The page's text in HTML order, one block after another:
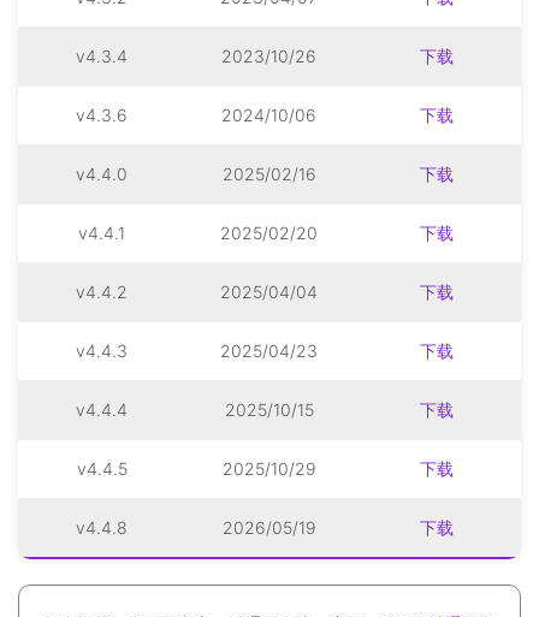
v4.3.4 2023/10/26 下载
v4.3.6 2024/10/06 下载
v4.4.0 2025/02/16 下载
v4.4.1 2025/02/20 下载
v4.4.2 2025/04/04 下载
v4.4.3 2025/04/23 下载
v4.4.4 2025/10/15 下载
v4.4.5 2025/10/29 下载
v4.4.8 2026/05/19 下载